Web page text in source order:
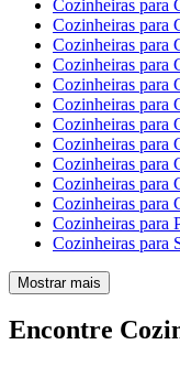
Cozinheiras para
Cozinheiras para
Cozinheiras para
Cozinheiras para
Cozinheiras para
Cozinheiras para
Cozinheiras para
Cozinheiras para
Cozinheiras para
Cozinheiras para
Cozinheiras para
Cozinheiras para
Cozinheiras para
Mostrar mais
Encontre